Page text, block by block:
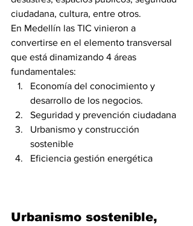
ciudadana, cultura, entre otros.
En Medellín las TIC vinieron a
convertirse en el elemento transversal
que está dinamizando 4 áreas
fundamentales:
Economía del conocimiento y
desarrollo de los negocios.
Seguridad y prevención ciudadana
Urbanismo y construcción
sostenible
Eficiencia gestión energética
Urbanismo sostenible,